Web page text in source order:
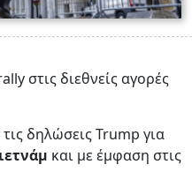
στις διεθνείς αγορές
δηλώσεις Trump για
και με έμφαση στις